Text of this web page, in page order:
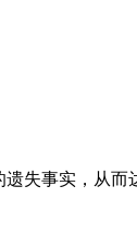
失事实，从而